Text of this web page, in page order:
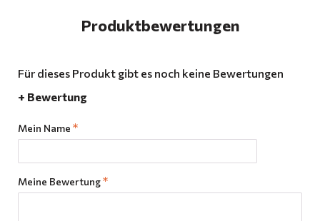
Produktbewertungen
Für dieses Produkt gibt es noch keine Bewertungen
+ Bewertung
Mein Name
Meine Bewertung